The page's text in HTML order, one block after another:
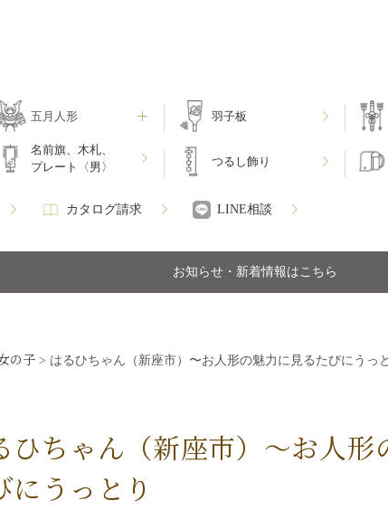
五月人形 羽子板
名前旗、木札、
プレート〈男〉
つるし飾り
カタログ請求 LINE相談
お知らせ・新着情報はこちら
の子 > はるひちゃん（新座市）〜お人形の魅力に見るたびにうっ
ひちゃん（新座市）〜お人形
にうっとり